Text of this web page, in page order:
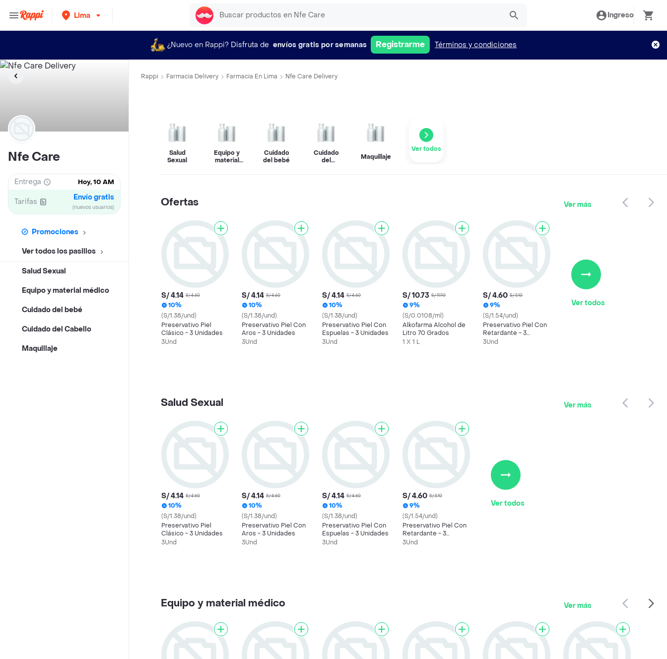
Lima Ingreso
¿Nuevo en Rappi? Disfruta de envíos gratis por semanas Registrarme Términos y condiciones
Nfe Care
Entrega Hoy, 10 AM
Tarifas Envío gratis
(nuevos usuarios)
Promociones
Ver todos los pasillos
Salud Sexual
Equipo y material médico
Cuidado del bebé
Cuidado del Cabello
Maquillaje
Rappi Farmacia Delivery Farmacia En Lima Nfe Care Delivery
Salud
Sexual
Equipo y
material
Cuidado
del bebé
Cuidado
del
Maquillaje
Ver todos
Ofertas Ver más
S/ 4.14 S/ 4.60
10%
(S/1.38/und)
Preservativo Piel
Clásico - 3 Unidades
3Und
S/ 4.14 S/ 4.60
10%
(S/1.38/und)
Preservativo Piel Con
Aros - 3 Unidades
3Und
S/ 4.14 S/ 4.60
10%
(S/1.38/und)
Preservativo Piel Con
Espuelas - 3 Unidades
3Und
S/ 10.73 S/ 11.90
9%
(S/0.0108/ml)
Alkofarma Alcohol de
Litro 70 Grados
1 X 1 L
S/ 4.60 S/ 5.10
9%
(S/1.54/und)
Preservativo Piel Con
Retardante - 3
Unidades
3Und
Ver todos
Salud Sexual Ver más
S/ 4.14 S/ 4.60
10%
(S/1.38/und)
Preservativo Piel
Clásico - 3 Unidades
3Und
S/ 4.14 S/ 4.60
10%
(S/1.38/und)
Preservativo Piel Con
Aros - 3 Unidades
3Und
S/ 4.14 S/ 4.60
10%
(S/1.38/und)
Preservativo Piel Con
Espuelas - 3 Unidades
3Und
S/ 4.60 S/ 5.10
9%
(S/1.54/und)
Preservativo Piel Con
Retardante - 3
Unidades
3Und
Ver todos
Equipo y material médico Ver más